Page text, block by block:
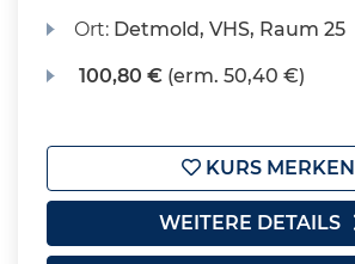
Ort: Detmold, VHS, Raum 25
100,80 € (erm. 50,40 €)
KURS MERKEN
WEITERE DETAILS